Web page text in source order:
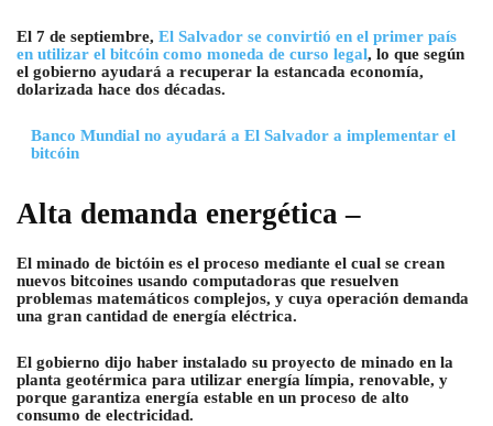
El 7 de septiembre, El Salvador se convirtió en el primer país
en utilizar el bitcóin como moneda de curso legal, lo que según
el gobierno ayudará a recuperar la estancada economía,
dolarizada hace dos décadas.
Banco Mundial no ayudará a El Salvador a implementar el
bitcóin
Alta demanda energética –
El minado de bictóin es el proceso mediante el cual se crean
nuevos bitcoines usando computadoras que resuelven
problemas matemáticos complejos, y cuya operación demanda
una gran cantidad de energía eléctrica.
El gobierno dijo haber instalado su proyecto de minado en la
planta geotérmica para utilizar energía límpia, renovable, y
porque garantiza energía estable en un proceso de alto
consumo de electricidad.